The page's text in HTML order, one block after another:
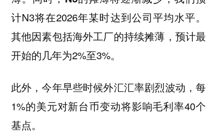
计N3将在2026年某时达到公司平均水平。
其他因素包括海外工厂的持续摊薄，预计最
开始的几年为2%至3%。
此外，今年早些时候外汇汇率剧烈波动，每
1%的美元对新台币变动将影响毛利率40个
基点。